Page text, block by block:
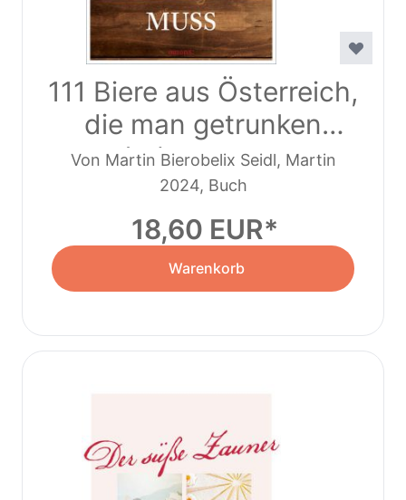
111 Biere aus Österreich,
die man getrunken
haben muss
Von Martin Bierobelix Seidl, Martin
Droschke
2024, Buch
18,60 EUR
Warenkorb